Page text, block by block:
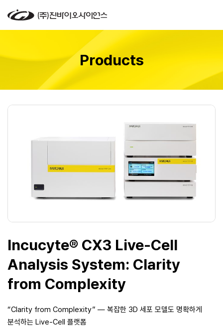
Products
Incucyte® CX3 Live-Cell
Analysis System: Clarity
from Complexity
“Clarity from Complexity” — 복잡한 3D 세포 모델도 명확하게
분석하는 Live-Cell 플랫폼